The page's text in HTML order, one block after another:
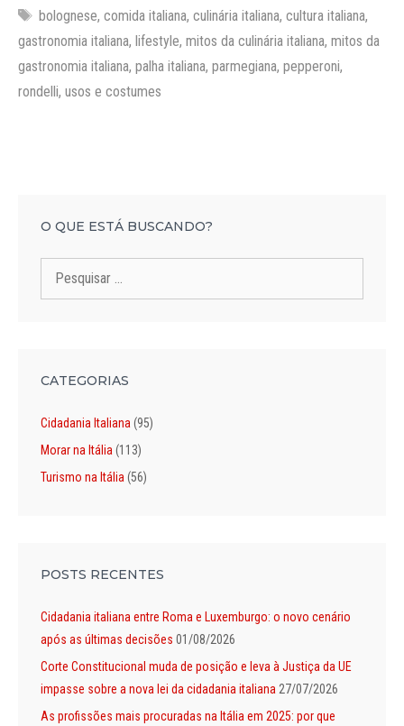
Tags
bolognese, comida italiana, culinária italiana, cultura italiana,
gastronomia italiana, lifestyle, mitos da culinária italiana, mitos da
gastronomia italiana, palha italiana, parmegiana, pepperoni,
rondelli, usos e costumes
O QUE ESTÁ BUSCANDO?
CATEGORIAS
Cidadania Italiana (95)
Morar na Itália (113)
Turismo na Itália (56)
POSTS RECENTES
Cidadania italiana entre Roma e Luxemburgo: o novo cenário
após as últimas decisões 01/08/2026
Corte Constitucional muda de posição e leva à Justiça da UE
impasse sobre a nova lei da cidadania italiana 27/07/2026
As profissões mais procuradas na Itália em 2025: por que